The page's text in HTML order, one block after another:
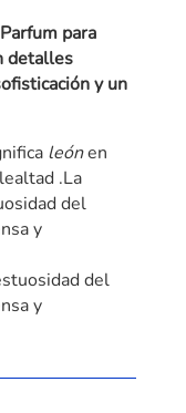
para
detalles
y un
leónen
.La
del
y
del
y